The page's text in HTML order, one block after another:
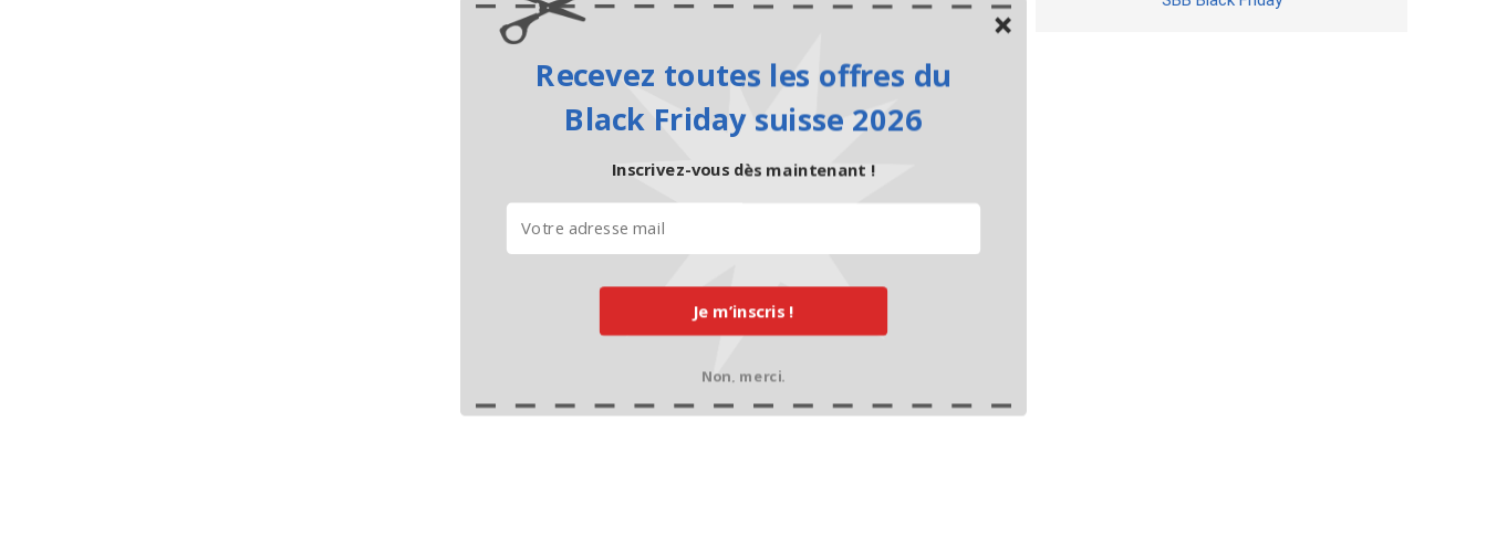
Je m’inscris !
Recevez toutes les offres du
Black Friday suisse 2026
Inscrivez-vous dès maintenant !
Non, merci.